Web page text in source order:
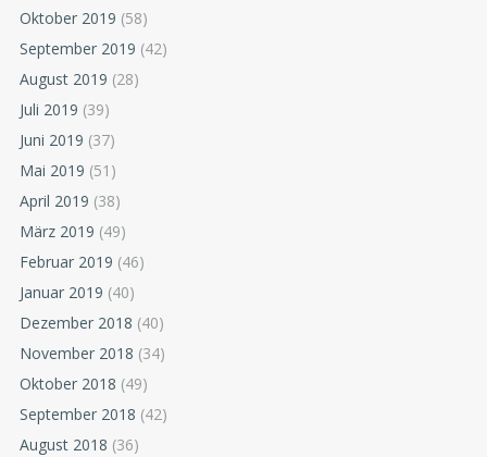
Oktober 2019 (58)
September 2019 (42)
August 2019 (28)
Juli 2019 (39)
Juni 2019 (37)
Mai 2019 (51)
April 2019 (38)
März 2019 (49)
Februar 2019 (46)
Januar 2019 (40)
Dezember 2018 (40)
November 2018 (34)
Oktober 2018 (49)
September 2018 (42)
August 2018 (36)